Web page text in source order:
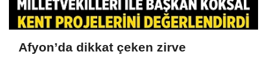
Afyon’da dikkat çeken zirve